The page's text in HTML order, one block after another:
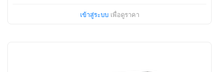
เข้าสู่ระบบเพื่อดูราคา